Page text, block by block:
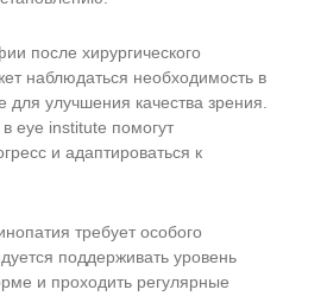
после хирургического
наблюдаться необходимость в
для улучшения качества зрения.
eye institute помогут
и адаптироваться к
требует особого
поддерживать уровень
и проходить регулярные